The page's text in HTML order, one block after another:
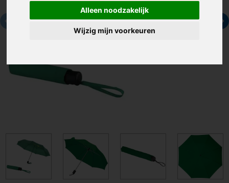
Alleen noodzakelijk
Wijzig mijn voorkeuren